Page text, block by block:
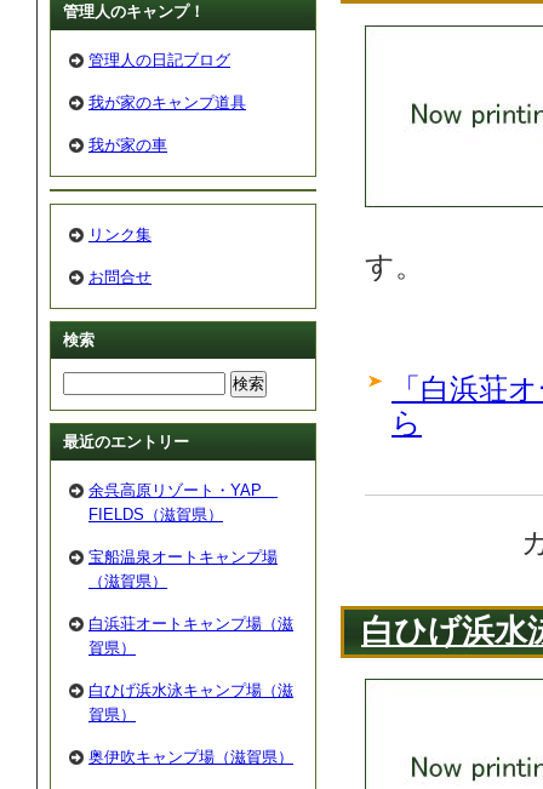
す。
「白浜荘
ら
白ひげ浜水
管理人のキャンプ！
管理人の日記ブログ
我が家のキャンプ道具
我が家の車
リンク集
お問合せ
検索
最近のエントリー
余呉高原リゾート・YAP
FIELDS（滋賀県）
宝船温泉オートキャンプ場
（滋賀県）
白浜荘オートキャンプ場（滋
賀県）
白ひげ浜水泳キャンプ場（滋
賀県）
奥伊吹キャンプ場（滋賀県）